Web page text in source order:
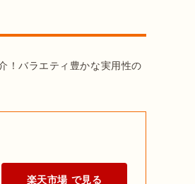
！バラエティ豊かな実用性の
楽天市場 で見る